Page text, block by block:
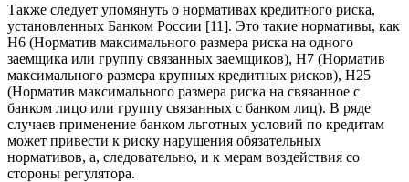
Также следует упомянуть о нормативах кредитного риска,
установленных Банком России [11]. Это такие нормативы, как
Н6 (Норматив максимального размера риска на одного
заемщика или группу связанных заемщиков), Н7 (Норматив
максимального размера крупных кредитных рисков), Н25
(Норматив максимального размера риска на связанное с
банком лицо или группу связанных с банком лиц). В ряде
случаев применение банком льготных условий по кредитам
может привести к риску нарушения обязательных
нормативов, а, следовательно, и к мерам воздействия со
стороны регулятора.